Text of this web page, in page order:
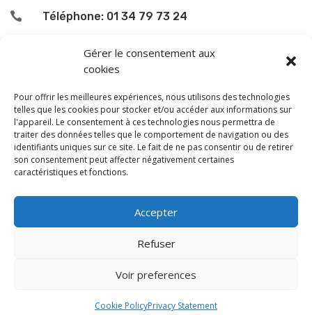
Gérer le consentement aux
cookies
Pour offrir les meilleures expériences, nous utilisons des technologies
telles que les cookies pour stocker et/ou accéder aux informations sur
l'appareil. Le consentement à ces technologies nous permettra de
traiter des données telles que le comportement de navigation ou des
identifiants uniques sur ce site. Le fait de ne pas consentir ou de retirer
son consentement peut affecter négativement certaines
caractéristiques et fonctions.
Accepter
Refuser
Voir preferences
Cookie PolicyPrivacy Statement
 Téléphone: 01 34 79 73 24
L’accueil du public se fait :
le lundi de 9h00 à 12h00
le jeudi de 13h00 à 16h00
le samedi de 9h00 à 12h00
En dehors de ces horaires, une permanence téléphonique
est assurée le vendredi de 13 à 16 h, sauf les samedi
après-midi et dimanche.
Monsieur le Maire et les adjoints reçoivent sur rendez-
Les horaires et les jours de permanence peuvent être